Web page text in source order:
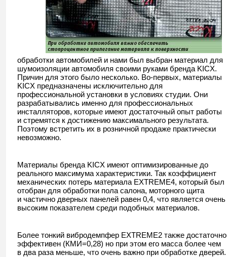
обработки автомобилей и нами был выбран материал для
шумоизоляции автомобиля своими руками бренда KICX.
Причин для этого было несколько. Во-первых, материалы
KICX предназначены исключительно для
профессиональной установки в условиях студии. Они
разрабатывались именно для профессиональных
инсталляторов, которые имеют достаточный опыт работы
и стремятся к достижению максимального результата.
Поэтому встретить их в розничной продаже практически
невозможно.
Материалы бренда KICX имеют оптимизированные до
реального максимума характеристики. Так коэффициент
механических потерь материала EXTREME4, который был
отобран для обработки пола салона, моторного щита
и частично дверных панелей равен 0,4, что является очень
высоким показателем среди подобных материалов.
Более тонкий вибродемпфер EXTREME2 также достаточно
эффективен (КМИ=0,28) но при этом его масса более чем
в два раза меньше, что очень важно при обработке дверей.